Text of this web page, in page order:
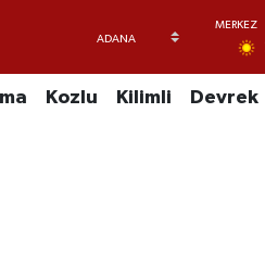
Kozlu Kilimli Devrek